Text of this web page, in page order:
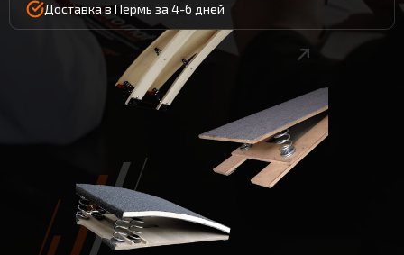
Доставка в Пермь за 4-6 дней